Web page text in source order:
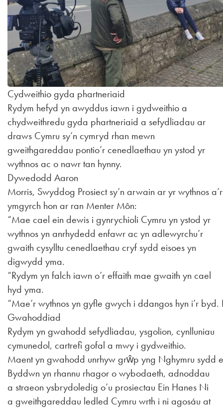
Cydweithio gyda phartneriaid
Rydym hefyd yn awyddus iawn i gydweithio a
chydweithredu gyda phartneriaid a sefydliadau ar
draws Cymru sy’n cymryd rhan mewn
gweithgareddau pontio’r cenedlaethau yn ystod yr
wythnos ac o nawr tan hynny.
Dywedodd Aaron
Morris, Swyddog Prosiect sy’n arwain ar yr wythnos a’r
ymgyrch hon ar ran Menter Môn:
“Mae cael ein dewis i gynrychioli Cymru yn ystod yr
wythnos yn anrhydedd enfawr ac yn adlewyrchu’r
gwaith cysylltu cenedlaethau cryf sydd eisoes yn
digwydd yma.
“Rydym yn falch iawn o’r effaith mae gwaith yn cael
hyd yma.
“Mae’r wythnos yn gyfle gwych i ddangos hyn i’r
Gwahoddiad
Rydym yn gwahodd sefydliadau, ysgolion, cynlluniau
cymunedol, cartrefi gofal a mwy i gydweithio.
Maent yn gwahodd unrhyw grŵp yng Nghymru sydd
Byddwn yn rhannu rhagor o wybodaeth, adnoddau
a straeon ysbrydoledig o’u prosiectau Ein Hanes Ni
a gweithgareddau ledled Cymru wrth i ni agosáu at